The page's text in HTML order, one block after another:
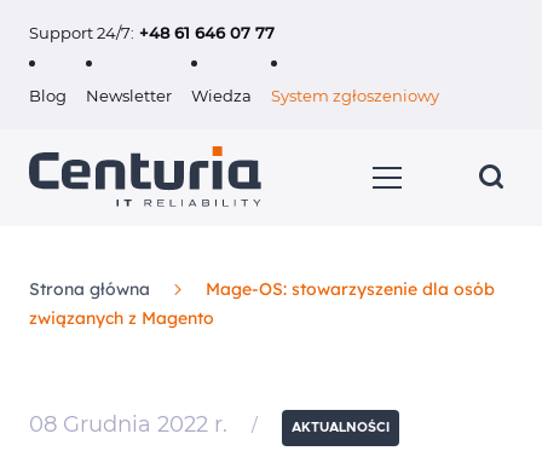
Support 24/7: +48 61 646 07 77
Blog Newsletter Wiedza System zgłoszeniowy
Klienci
Strona główna
Mage-OS: stowarzyszenie dla osób
związanych z Magento
08 Grudnia 2022 r. / AKTUALNOŚCI